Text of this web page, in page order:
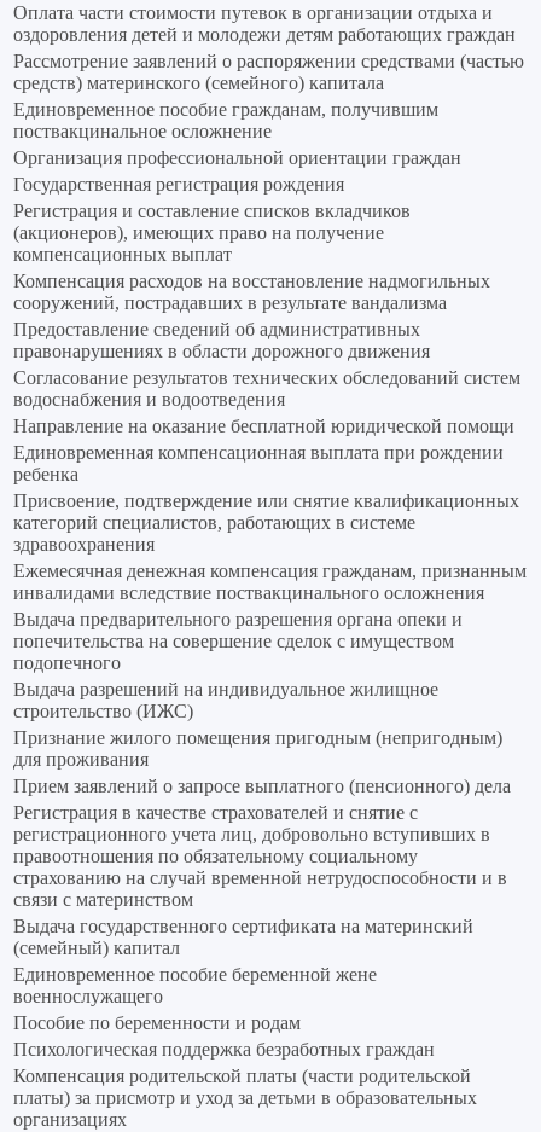
Оплата части стоимости путевок в организации отдыха и
оздоровления детей и молодежи детям работающих граждан
Рассмотрение заявлений о распоряжении средствами (частью
средств) материнского (семейного) капитала
Единовременное пособие гражданам, получившим
поствакцинальное осложнение
Организация профессиональной ориентации граждан
Государственная регистрация рождения
Регистрация и составление списков вкладчиков
(акционеров), имеющих право на получение
компенсационных выплат
Компенсация расходов на восстановление надмогильных
сооружений, пострадавших в результате вандализма
Предоставление сведений об административных
правонарушениях в области дорожного движения
Согласование результатов технических обследований систем
водоснабжения и водоотведения
Направление на оказание бесплатной юридической помощи
Единовременная компенсационная выплата при рождении
ребенка
Присвоение, подтверждение или снятие квалификационных
категорий специалистов, работающих в системе
здравоохранения
Ежемесячная денежная компенсация гражданам, признанным
инвалидами вследствие поствакцинального осложнения
Выдача предварительного разрешения органа опеки и
попечительства на совершение сделок с имуществом
подопечного
Выдача разрешений на индивидуальное жилищное
строительство (ИЖС)
Признание жилого помещения пригодным (непригодным)
для проживания
Прием заявлений о запросе выплатного (пенсионного) дела
Регистрация в качестве страхователей и снятие с
регистрационного учета лиц, добровольно вступивших в
правоотношения по обязательному социальному
страхованию на случай временной нетрудоспособности и в
связи с материнством
Выдача государственного сертификата на материнский
(семейный) капитал
Единовременное пособие беременной жене
военнослужащего
Пособие по беременности и родам
Психологическая поддержка безработных граждан
Компенсация родительской платы (части родительской
платы) за присмотр и уход за детьми в образовательных
организациях